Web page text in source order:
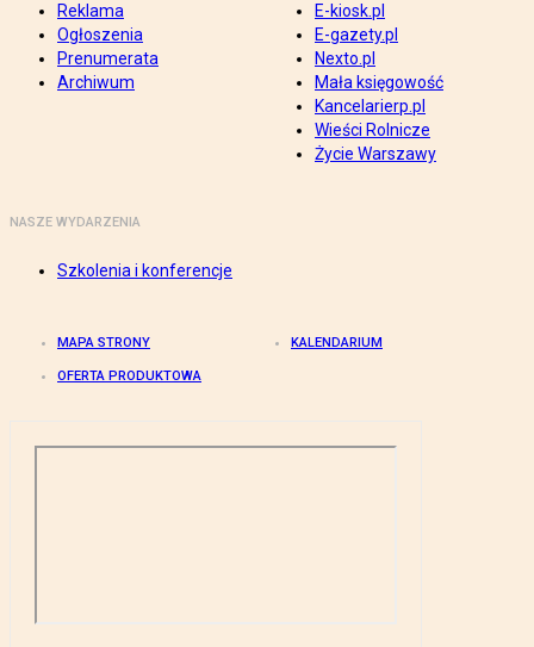
Reklama
Ogłoszenia
Prenumerata
Archiwum
E-kiosk.pl
E-gazety.pl
Nexto.pl
Mała księgowość
Kancelarierp.pl
Wieści Rolnicze
Życie Warszawy
NASZE WYDARZENIA
Szkolenia i konferencje
MAPA STRONY KALENDARIUM
OFERTA PRODUKTOWA